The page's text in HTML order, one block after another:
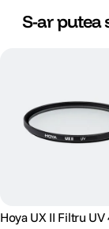
S-ar putea
Hoya UX II Filtru